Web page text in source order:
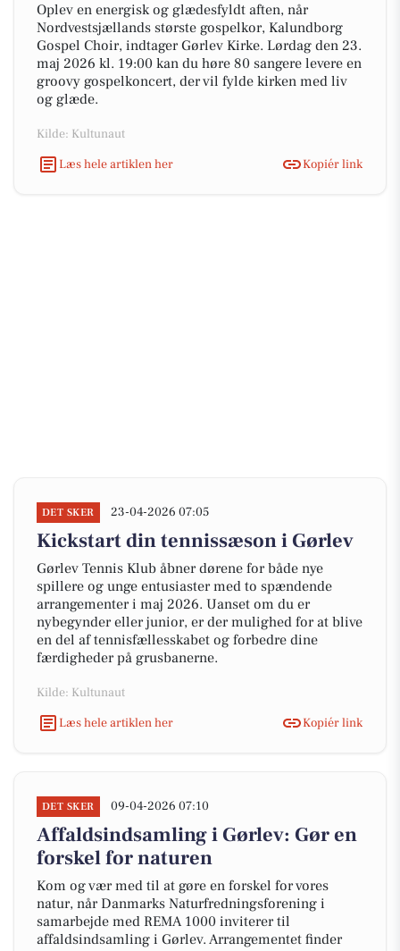
Oplev en energisk og glædesfyldt aften, når
Nordvestsjællands største gospelkor, Kalundborg
Gospel Choir, indtager Gørlev Kirke. Lørdag den 23.
maj 2026 kl. 19:00 kan du høre 80 sangere levere en
groovy gospelkoncert, der vil fylde kirken med liv
og glæde.
Kilde: Kultunaut
Læs hele artiklen her
Kopiér link
DET SKER 23-04-2026 07:05
Kickstart din tennissæson i Gørlev
Gørlev Tennis Klub åbner dørene for både nye
spillere og unge entusiaster med to spændende
arrangementer i maj 2026. Uanset om du er
nybegynder eller junior, er der mulighed for at blive
en del af tennisfællesskabet og forbedre dine
færdigheder på grusbanerne.
Kilde: Kultunaut
Læs hele artiklen her
Kopiér link
DET SKER 09-04-2026 07:10
Affaldsindsamling i Gørlev: Gør en
forskel for naturen
Kom og vær med til at gøre en forskel for vores
natur, når Danmarks Naturfredningsforening i
samarbejde med REMA 1000 inviterer til
affaldsindsamling i Gørlev. Arrangementet finder